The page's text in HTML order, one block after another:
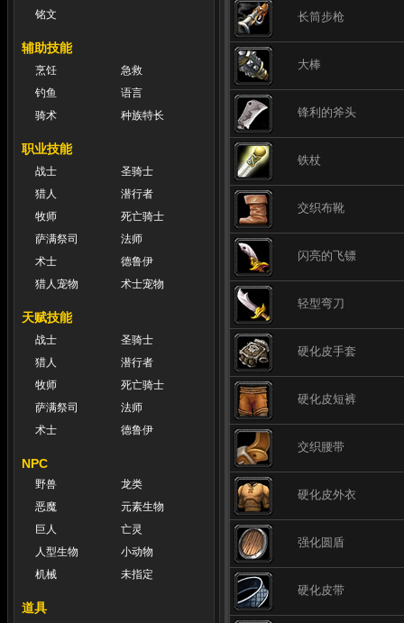
铭文
辅助技能
烹饪
急救
钓鱼
语言
骑术
种族特长
职业技能
战士
圣骑士
猎人
潜行者
牧师
死亡骑士
萨满祭司
法师
术士
德鲁伊
猎人宠物
术士宠物
天赋技能
战士
圣骑士
猎人
潜行者
牧师
死亡骑士
萨满祭司
法师
术士
德鲁伊
NPC
野兽
龙类
恶魔
元素生物
巨人
亡灵
人型生物
小动物
机械
未指定
道具
长筒步枪
大棒
锋利的斧头
铁杖
交织布靴
闪亮的飞镖
轻型弯刀
硬化皮手套
硬化皮短裤
交织腰带
硬化皮外衣
强化圆盾
硬化皮带